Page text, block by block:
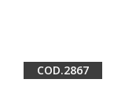
2867